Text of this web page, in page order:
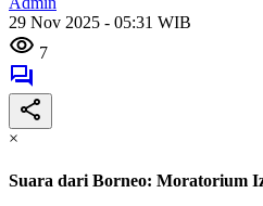
29 Nov 2025 - 05:31 WIB
7
×
Suara dari Borneo: Moratorium